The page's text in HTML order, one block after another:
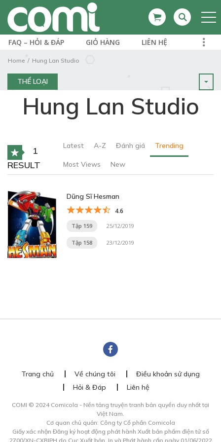
FAQ – HỎI & ĐÁP GIỎ HÀNG LIÊN HỆ
Home Hung Lan Studio
THỂ LOẠI
Hung Lan Studio
1
RESULT
Latest A-Z Đánh giá Trending
Most Views New
Dũng Sĩ Hesman
4.6
Tập 159 25/12/2019
Tập 158 23/12/2019
Trang chủ Về chúng tôi
Điều khoản sử dụng
Hỏi & Đáp
Liên hệ
COMI © 2024 Comicola - Nền tảng truyện tranh bản quyền duy nhất tại
Việt Nam.
Cơ quan chủ quản: Công ty Cổ phần Comicola
Giấy xác nhận Đăng ký hoạt động phát hành Xuất bản phẩm điện tử số
2700/XN-CXBIPH do Cục Xuất bản, In và Phát hành cấp ngày 01/06/2022